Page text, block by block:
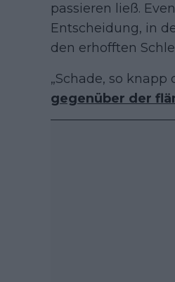
passieren ließ.
Entscheidung, in
den erhofften
„Schade, so knapp
gegenüber der